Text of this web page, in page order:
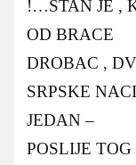
!…STAN JE ,
OD BRACE
DROBAC ,
SRPSKE
JEDAN –
POSLIJE